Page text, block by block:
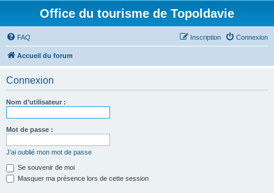
Office du tourisme de Topoldavie
FAQ Connexion
Inscription
Accueil du forum
Connexion
Nom d’utilisateur :
Mot de passe :
J’ai oublié mon mot de passe
Se souvenir de moi
Masquer ma présence lors de cette session